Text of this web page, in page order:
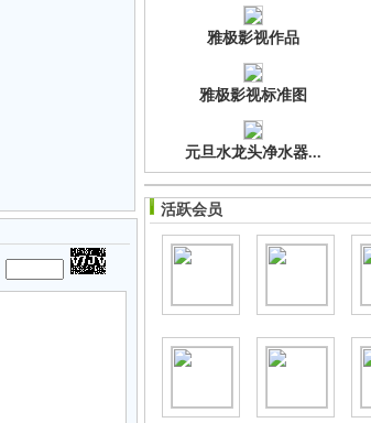
雅极影视作品
雅极影视标准图
元旦水龙头净水器...
活跃会员